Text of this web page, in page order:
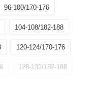
96-100/170-176
104-108/182-188
120-124/170-176
128-132/182-188